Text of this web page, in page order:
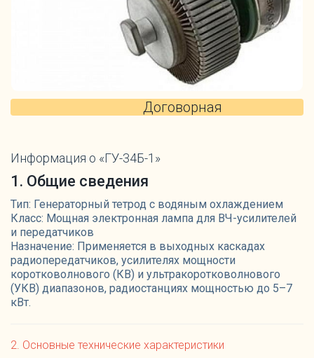
Договорная
Информация о «ГУ-34Б-1»
1. Общие сведения
Тип: Генераторный тетрод с водяным охлаждением
Класс: Мощная электронная лампа для ВЧ-усилителей
и передатчиков
Назначение: Применяется в выходных каскадах
радиопередатчиков, усилителях мощности
коротковолнового (КВ) и ультракоротковолнового
(УКВ) диапазонов, радиостанциях мощностью до 5–7
кВт.
2. Основные технические характеристики